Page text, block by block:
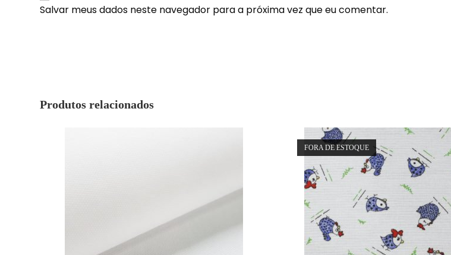
Salvar meus dados neste navegador para a próxima vez que eu comentar.
Produtos relacionados
FORA DE ESTOQUE